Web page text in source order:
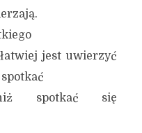
jest uwierzyć
niż spotkać się